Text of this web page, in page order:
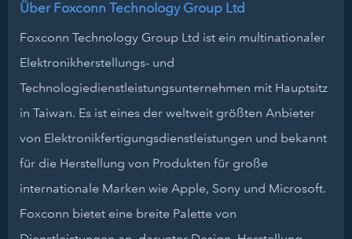
Über Foxconn Technology Group Ltd
Foxconn Technology Group Ltd ist ein multinationaler
Elektronikherstellungs- und
Technologiedienstleistungsunternehmen mit Hauptsitz
in Taiwan. Es ist eines der weltweit größten Anbieter
von Elektronikfertigungsdienstleistungen und bekannt
für die Herstellung von Produkten für große
internationale Marken wie Apple, Sony und Microsoft.
Foxconn bietet eine breite Palette von